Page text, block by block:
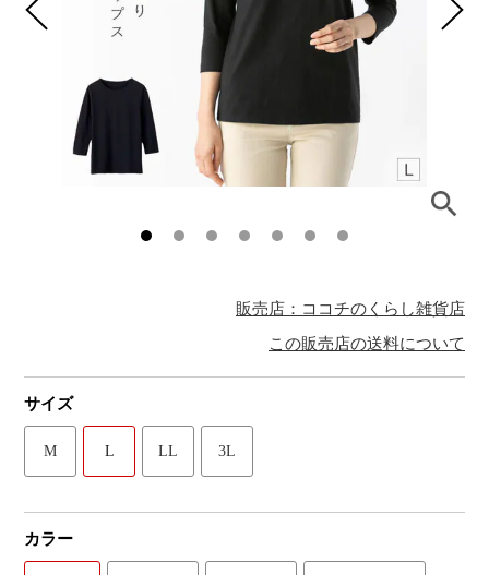
販売店：ココチのくらし雑貨店
この販売店の送料について
サイズ
M L LL 3L
カラー